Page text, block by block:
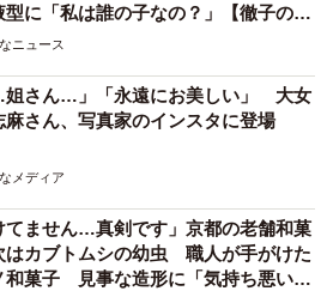
型に「私は誰の子なの？」【徹子の部
ニュース
姐さん…」「永遠にお美しい」 大女
麻さん、写真家のインスタに登場
メディア
てません…真剣です」京都の老舗和菓
カブトムシの幼虫 職人が手がけた
和菓子 見事な造形に「気持ち悪いく